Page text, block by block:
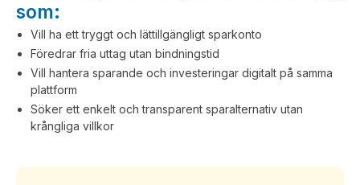
som:
Vill ha ett tryggt och lättillgängligt sparkonto
Föredrar fria uttag utan bindningstid
Vill hantera sparande och investeringar digitalt på samma
plattform
Söker ett enkelt och transparent sparalternativ utan
krångliga villkor